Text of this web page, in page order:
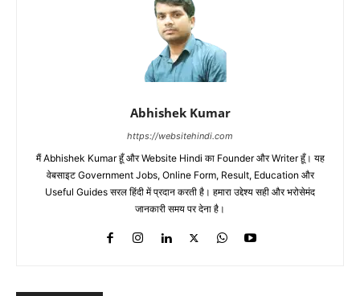
Abhishek Kumar
https://websitehindi.com
मैं Abhishek Kumar हूँ और Website Hindi का Founder और Writer हूँ। यह
वेबसाइट Government Jobs, Online Form, Result, Education और
Useful Guides सरल हिंदी में प्रदान करती है। हमारा उद्देश्य सही और भरोसेमंद
जानकारी समय पर देना है।